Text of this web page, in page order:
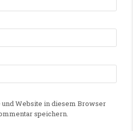
Website in diesem Browser
speichern.